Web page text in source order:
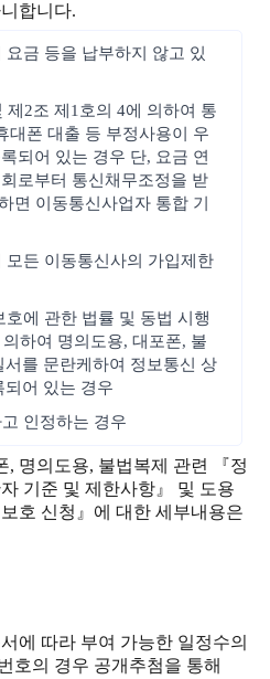
합니다.
금 등을 납부하지 않고 있
제2조 제1호의 4에 의하여 통
대폰 대출 등 부정사용이 우
되어 있는 경우 단, 요금 연
로부터 통신채무조정을 받
면 이동통신사업자 통합 기
모든 이동통신사의 가입제한
에 관한 법률 및 동법 시행
하여 명의도용, 대포폰, 불
를 문란케하여 정보통신 상
되어 있는 경우
인정하는 경우
명의도용, 불법복제 관련 『정
기준 및 제한사항』 및 도용
호 신청』에 대한 세부내용은
에 따라 부여 가능한 일정수의
호의 경우 공개추첨을 통해